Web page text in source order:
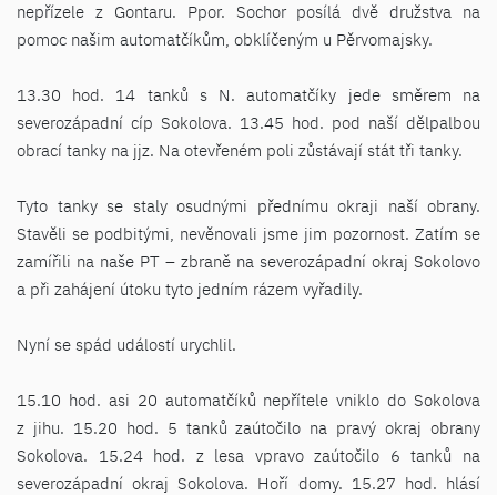
nepřízele z Gontaru. Ppor. Sochor posílá dvě družstva na
pomoc našim automatčíkům, obklíčeným u Pěrvomajsky.
13.30 hod. 14 tanků s N. automatčíky jede směrem na
severozápadní cíp Sokolova. 13.45 hod. pod naší dělpalbou
obrací tanky na jjz. Na otevřeném poli zůstávají stát tři tanky.
Tyto tanky se staly osudnými přednímu okraji naší obrany.
Stavěli se podbitými, nevěnovali jsme jim pozornost. Zatím se
zamířili na naše PT – zbraně na severozápadní okraj Sokolovo
a při zahájení útoku tyto jedním rázem vyřadily.
Nyní se spád událostí urychlil.
15.10 hod. asi 20 automatčíků nepřítele vniklo do Sokolova
z jihu. 15.20 hod. 5 tanků zaútočilo na pravý okraj obrany
Sokolova. 15.24 hod. z lesa vpravo zaútočilo 6 tanků na
severozápadní okraj Sokolova. Hoří domy. 15.27 hod. hlásí